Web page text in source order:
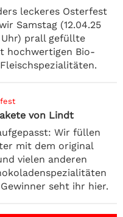
leckeres Osterfest
Samstag (12.04.25
Uhr) prall gefüllte
hochwertigen Bio-
von Lindt
Wir füllen
mit dem original
vielen anderen
seht ihr hier.